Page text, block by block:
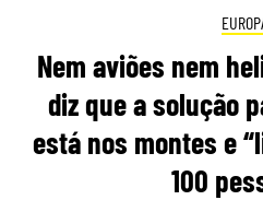
Nem aviões nem
diz que a solução
está nos montes e
100